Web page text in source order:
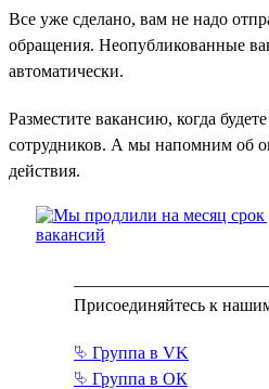
Все уже сделано, вам не надо
обращения. Неопубликованные
автоматически.
Разместите вакансию, когда
сотрудников. А мы напомним об
действия.
Присоединяйтесь к
⮱ Группа в VK
⮱ Группа в ОК